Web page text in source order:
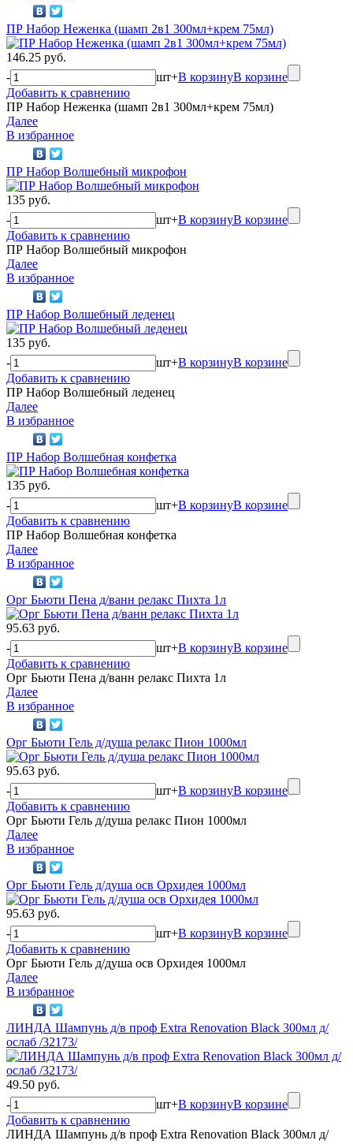
ПР Набор Неженка (шамп 2в1 300мл+крем 75мл)
146.25 руб.
-
шт+В корзинуВ корзине
Добавить к сравнению
ПР Набор Неженка (шамп 2в1 300мл+крем 75мл)
Далее
В избранное
ПР Набор Волшебный микрофон
135 руб.
-
шт+В корзинуВ корзине
Добавить к сравнению
ПР Набор Волшебный микрофон
Далее
В избранное
ПР Набор Волшебный леденец
135 руб.
-
шт+В корзинуВ корзине
Добавить к сравнению
ПР Набор Волшебный леденец
Далее
В избранное
ПР Набор Волшебная конфетка
135 руб.
-
шт+В корзинуВ корзине
Добавить к сравнению
ПР Набор Волшебная конфетка
Далее
В избранное
Орг Бьюти Пена д/ванн релакс Пихта 1л
95.63 руб.
-
шт+В корзинуВ корзине
Добавить к сравнению
Орг Бьюти Пена д/ванн релакс Пихта 1л
Далее
В избранное
Орг Бьюти Гель д/душа релакс Пион 1000мл
95.63 руб.
-
шт+В корзинуВ корзине
Добавить к сравнению
Орг Бьюти Гель д/душа релакс Пион 1000мл
Далее
В избранное
Орг Бьюти Гель д/душа осв Орхидея 1000мл
95.63 руб.
-
шт+В корзинуВ корзине
Добавить к сравнению
Орг Бьюти Гель д/душа осв Орхидея 1000мл
Далее
В избранное
ЛИНДА Шампунь д/в проф Extra Renovation Black 300мл д/
ослаб /32173/
49.50 руб.
-
шт+В корзинуВ корзине
Добавить к сравнению
ЛИНДА Шампунь д/в проф Extra Renovation Black 300мл д/